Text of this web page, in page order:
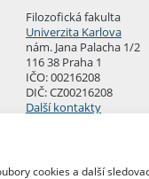
cookies a další
Filozofická fakulta
Univerzita Karlova
nám. Jana Palacha 1/2
116 38 Praha 1
IČO: 00216208
DIČ: CZ00216208
Další kontakty